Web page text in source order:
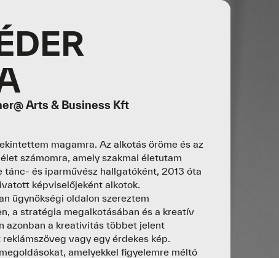
@ Arts & Business Kft
magamra. Az alkotás öröme és az
számomra, amely szakmai életutam
tánc- és iparművész hallgatóként, 2013 óta
képviselőjeként alkotok.
ügynökségi oldalon szereztem
a stratégia megalkotásában és a kreatív
azonban a kreativitás többet jelent
vagy egy érdekes kép.
amelyekkel figyelemre méltó